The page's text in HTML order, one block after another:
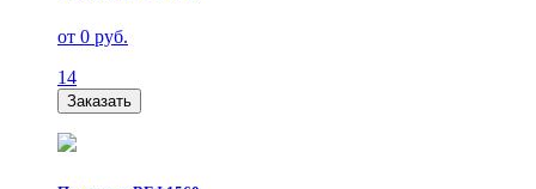
от 0 руб.
14
Заказать